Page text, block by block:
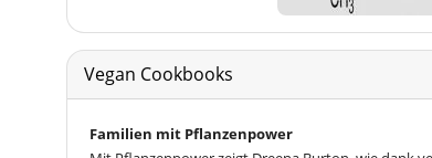
Vegan Cookbooks
Familien mit Pflanzenpower